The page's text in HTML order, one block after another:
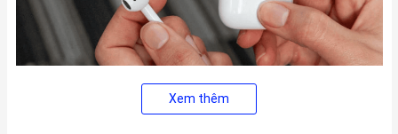
Xem thêm